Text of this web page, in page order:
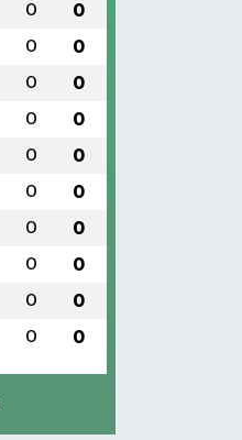
0 0
0 0
0 0
0 0
0 0
0 0
0 0
0 0
0 0
0 0